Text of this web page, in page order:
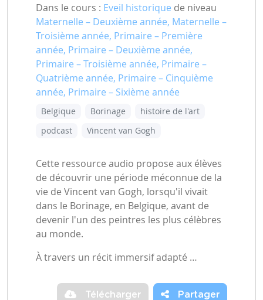
Dans le cours : Eveil historique de niveau
Maternelle – Deuxième année, Maternelle –
Troisième année, Primaire – Première
année, Primaire – Deuxième année,
Primaire – Troisième année, Primaire –
Quatrième année, Primaire – Cinquième
année, Primaire – Sixième année
Belgique Borinage
histoire de l'art
podcast
Vincent van Gogh
Cette ressource audio propose aux élèves
de découvrir une période méconnue de la
vie de Vincent van Gogh, lorsqu'il vivait
dans le Borinage, en Belgique, avant de
devenir l'un des peintres les plus célèbres
au monde.
À travers un récit immersif adapté …
Télécharger Partager